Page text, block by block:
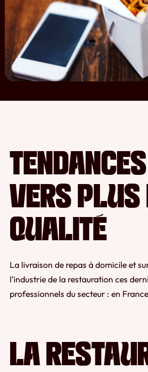
VERS PLUS
QUALITÉ
La livraison de repas à domicile et
l’industrie de la restauration ces
professionnels du secteur : en
LA